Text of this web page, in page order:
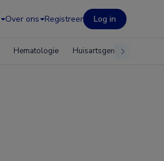
Over ons Registreer Log in
Hematologie Huisartsgeneeskunde